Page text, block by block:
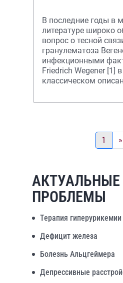
В последние годы в
литературе широко
вопрос о тесной
гранулематоза
инфекционными
Friedrich Wegener [1]
классическом
васкулит верхних
1 »
АКТУАЛЬНЫЕ
ПРОБЛЕМЫ
Терапия гиперурикемии
Дефицит железа
Болезнь Альцгеймера
Депрессивные